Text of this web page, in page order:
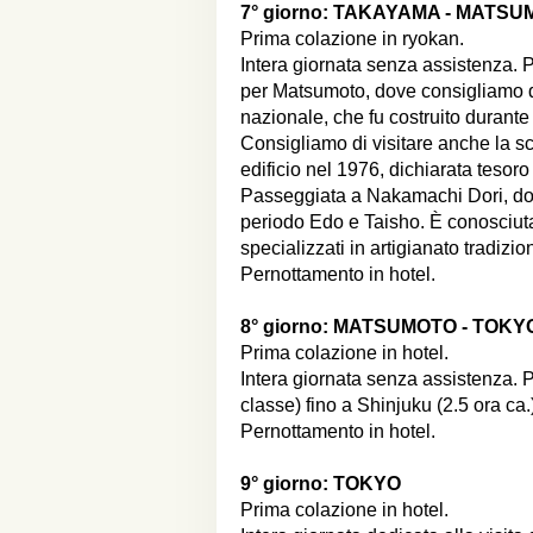
7° giorno: TAKAYAMA -
Prima colazione in ryokan.
Intera giornata senza assistenza.
per Matsumoto, dove
nazionale, che fu costruito
Consigliamo di visitare anche la
edificio nel 1976, dichiarata
Passeggiata a Nakamachi Dori,
periodo Edo e Taisho. È
specializzati in artigianato
Pernottamento in hotel.
8° giorno: MATSUMOTO -
Prima colazione in hotel.
Intera giornata senza assistenza.
classe) fino a Shinjuku (2.5 ora
Pernottamento in hotel.
9° giorno: TOKYO
Prima colazione in hotel.